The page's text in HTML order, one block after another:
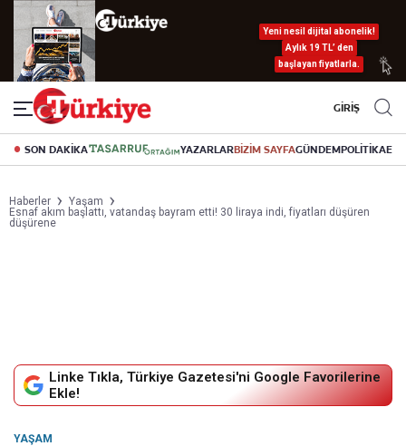
Yeni nesil dijital abonelik!
Aylık 19 TL’ den
başlayan fiyatlarla.
GİRİŞ
SON DAKİKA YAZARLARBİZİM SAYFAGÜNDEMPOLİTİKA
Haberler
Yaşam
Esnaf akım başlattı, vatandaş bayram etti! 30 liraya indi, fiyatları düşüren
düşürene
Linke Tıkla, Türkiye Gazetesi'ni Google Favorilerine
Ekle!
YAŞAM